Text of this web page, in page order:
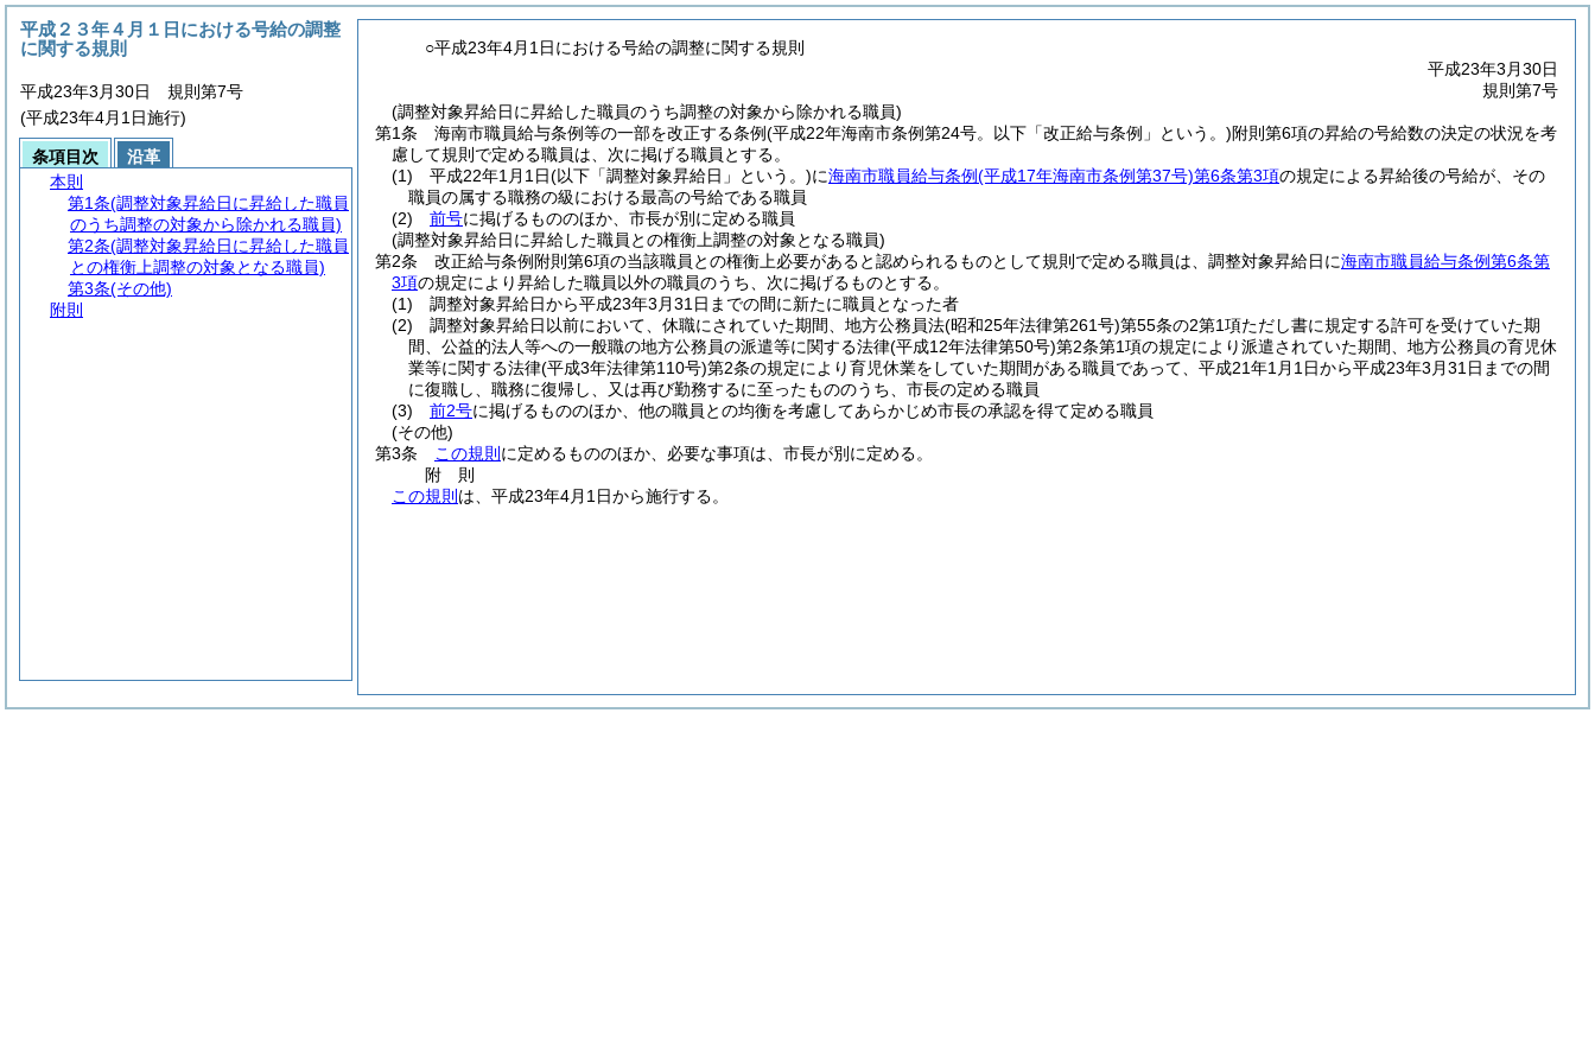
○平成23年4月1日における号給の調整に関する規則
平成23年3月30日
規則第7号
(調整対象昇給日に昇給した職員のうち調整の対象から除かれる職員)
第1条
海南市職員給与条例等の一部を改正する条例(平成22年海南市条例第24号。以下「改正給与条例」という。)附則第6項の昇給の号給数の決定の状況を考
慮して規則で定める職員は、次に掲げる職員とする。
(1)
平成22年1月1日(以下「調整対象昇給日」という。)に海南市職員給与条例(平成17年海南市条例第37号)第6条第3項の規定による昇給後の号給が、その
職員の属する職務の級における最高の号給である職員
(2)
前号に掲げるもののほか、市長が別に定める職員
(調整対象昇給日に昇給した職員との権衡上調整の対象となる職員)
第2条
改正給与条例附則第6項の当該職員との権衡上必要があると認められるものとして規則で定める職員は、調整対象昇給日に海南市職員給与条例第6条第
3項の規定により昇給した職員以外の職員のうち、次に掲げるものとする。
(1)
調整対象昇給日から平成23年3月31日までの間に新たに職員となった者
(2)
調整対象昇給日以前において、休職にされていた期間、地方公務員法(昭和25年法律第261号)第55条の2第1項ただし書に規定する許可を受けていた期
間、公益的法人等への一般職の地方公務員の派遣等に関する法律(平成12年法律第50号)第2条第1項の規定により派遣されていた期間、地方公務員の育児休
業等に関する法律(平成3年法律第110号)第2条の規定により育児休業をしていた期間がある職員であって、平成21年1月1日から平成23年3月31日までの間
に復職し、職務に復帰し、又は再び勤務するに至ったもののうち、市長の定める職員
(3)
前2号に掲げるもののほか、他の職員との均衡を考慮してあらかじめ市長の承認を得て定める職員
(その他)
第3条
この規則 に定めるもののほか、必要な事項は、市長が別に定める。
附 則
この規則 は、平成23年4月1日から施行する。
平成２３年４月１日における号給の調整
に関する規則
平成23年3月30日 規則第7号
(平成23年4月1日施行)
条項目次
沿革
本則
第1条(調整対象昇給日に昇給した職員
のうち調整の対象から除かれる職員)
第2条(調整対象昇給日に昇給した職員
との権衡上調整の対象となる職員)
第3条(その他)
附則